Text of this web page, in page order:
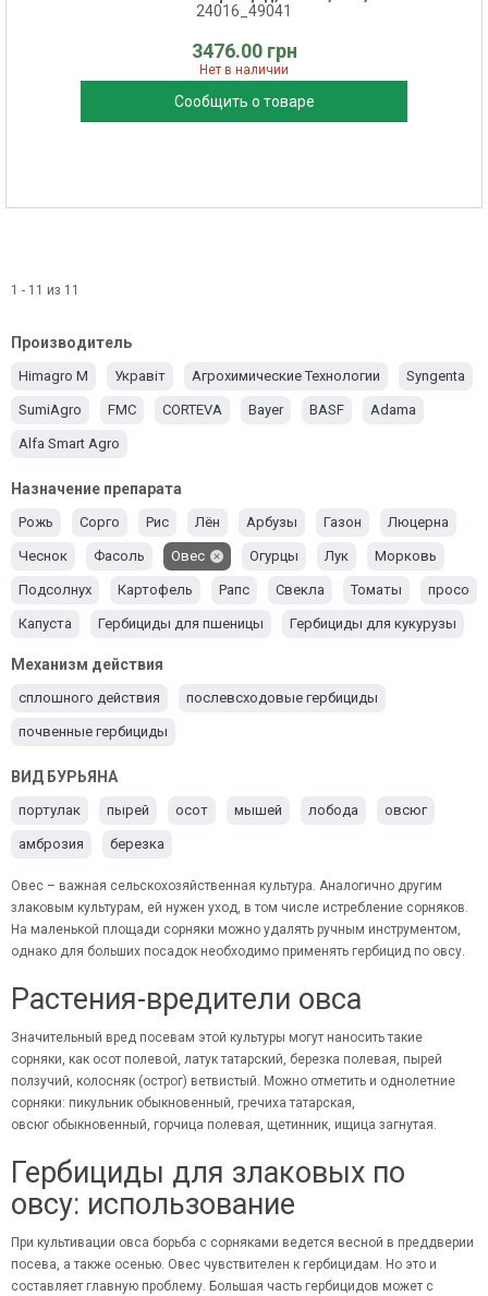
24016_49041
3476.00 грн
Нет в наличии
Сообщить о товаре
1 - 11 из 11
Производитель
Himagro M Укравіт Агрохимические Технологии Syngenta
SumiAgro FMC CORTEVA Bayer BASF Adama
Alfa Smart Agro
Назначение препарата
Рожь Сорго Рис Лён Арбузы Газон Люцерна
Чеснок Фасоль Овес Огурцы Лук Морковь
Подсолнух Картофель Рапс Свекла Томаты просо
Капуста Гербициды для пшеницы Гербициды для кукурузы
Ячмень Гербициды для сои
Механизм действия
сплошного действия послевсходовые гербициды
почвенные гербициды
ВИД БУРЬЯНА
портулак пырей осот мышей лобода овсюг
амброзия березка
Овес – важная сельскохозяйственная культура. Аналогично другим
злаковым культурам, ей нужен уход, в том числе истребление сорняков.
На маленькой площади сорняки можно удалять ручным инструментом,
однако для больших посадок необходимо применять гербицид по овсу.
Растения-вредители овса
Значительный вред посевам этой культуры могут наносить такие
сорняки, как осот полевой, латук татарский, березка полевая, пырей
ползучий, колосняк (острог) ветвистый. Можно отметить и однолетние
сорняки: пикульник обыкновенный, гречиха татарская,
овсюг обыкновенный, горчица полевая, щетинник, ищица загнутая.
Гербициды для злаковых по
овсу: использование
При культивации овса борьба с сорняками ведется весной в преддверии
посева, а также осенью. Овес чувствителен к гербицидам. Но это и
составляет главную проблему. Большая часть гербицидов может с